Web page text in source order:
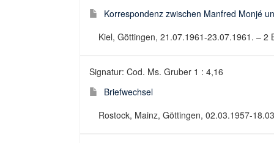
Korrespondenz zwischen Manfred Monjé
Kiel, Göttingen, 21.07.1961-23.07.1961. – 2
Signatur: Cod. Ms. Gruber 1 : 4,16
Briefwechsel
Rostock, Mainz, Göttingen, 02.03.1957-